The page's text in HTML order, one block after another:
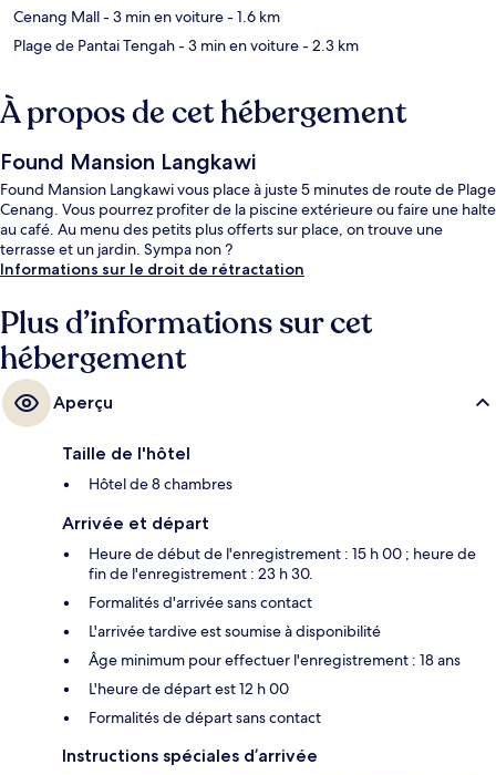
Cenang Mall- 3 min en voiture- 1.6 km
Plage de Pantai Tengah- 3 min en voiture- 2.3 km
À propos de cet hébergement
Found Mansion Langkawi
Found Mansion Langkawi vous place à juste 5 minutes de route de Plage
Cenang. Vous pourrez profiter de la piscine extérieure ou faire une halte
au café. Au menu des petits plus offerts sur place, on trouve une
terrasse et un jardin. Sympa non ?
Informations sur le droit de rétractation
Plus d’informations sur cet
hébergement
Aperçu
Taille de l'hôtel
Hôtel de 8 chambres
Arrivée et départ
Heure de début de l'enregistrement : 15 h 00 ; heure de
fin de l'enregistrement : 23 h 30.
Formalités d'arrivée sans contact
L'arrivée tardive est soumise à disponibilité
Âge minimum pour effectuer l'enregistrement : 18 ans
L'heure de départ est 12 h 00
Formalités de départ sans contact
Instructions spéciales d’arrivée